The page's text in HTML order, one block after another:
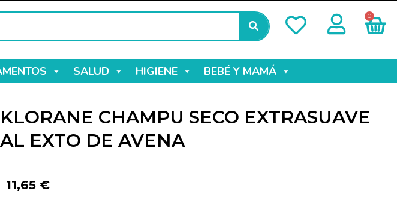
0
SALUD HIGIENE BEBÉ Y MAMÁ
KLORANE CHAMPU SECO EXTRASUAVE
AL EXTO DE AVENA
11,65 €